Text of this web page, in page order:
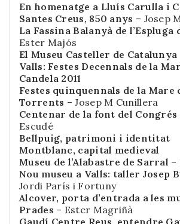
En homenatge a Lluís Carulla i
Santes Creus, 850 anys – Josep
La Fassina Balanyà de
Ester Majós
El Museu Casteller de Catalunya
Valls: Festes Decennals de la
Candela 2011
Festes quinquennals de la Mare
Torrents – Josep M Cunillera
Centenar de la font del Congrés
Escudé
Bellpuig, patrimoni i identitat
Montblanc, capital medieval
Museu de l’Alabastre de Sarral –
Nou museu a Valls: taller Josep
Jordi París i Fortuny
Alcover, porta d’entrada a les
Prades – Ester Magriñà